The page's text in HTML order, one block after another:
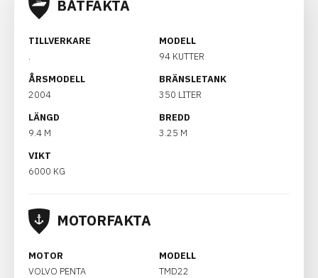
BÅTFAKTA
TILLVERKARE
.
MODELL
94 KUTTER
ÅRSMODELL
2004
BRÄNSLETANK
350 LITER
LÄNGD
9.4 M
BREDD
3.25 M
VIKT
6000 KG
MOTORFAKTA
MOTOR
VOLVO PENTA
MODELL
TMD22